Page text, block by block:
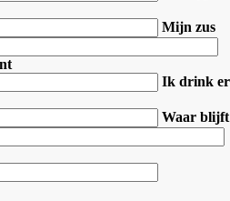
Mijn zus
Ik drink er
Waar blijft